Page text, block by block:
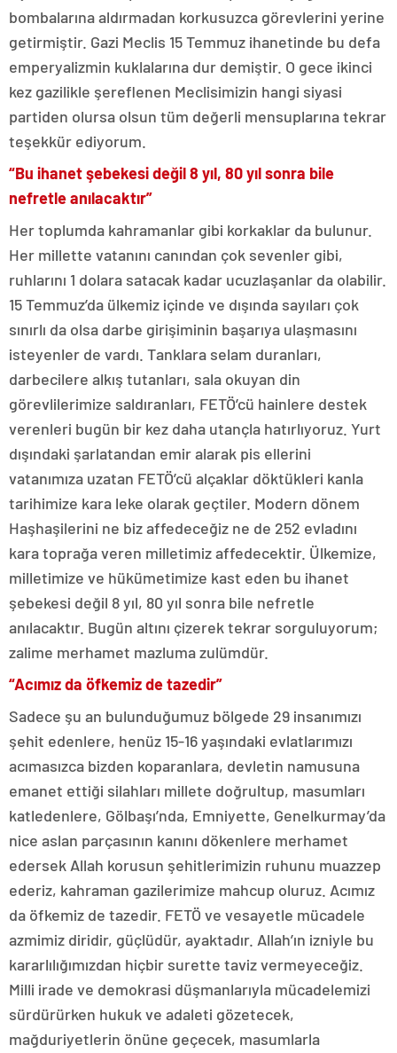
bombalarına aldırmadan korkusuzca görevlerini yerine
getirmiştir. Gazi Meclis 15 Temmuz ihanetinde bu defa
emperyalizmin kuklalarına dur demiştir. O gece ikinci
kez gazilikle şereflenen Meclisimizin hangi siyasi
partiden olursa olsun tüm değerli mensuplarına tekrar
teşekkür ediyorum.
“Bu ihanet şebekesi değil 8 yıl, 80 yıl sonra bile
nefretle anılacaktır”
Her toplumda kahramanlar gibi korkaklar da bulunur.
Her millette vatanını canından çok sevenler gibi,
ruhlarını 1 dolara satacak kadar ucuzlaşanlar da olabilir.
15 Temmuz’da ülkemiz içinde ve dışında sayıları çok
sınırlı da olsa darbe girişiminin başarıya ulaşmasını
isteyenler de vardı. Tanklara selam duranları,
darbecilere alkış tutanları, sala okuyan din
görevlilerimize saldıranları, FETÖ’cü hainlere destek
verenleri bugün bir kez daha utançla hatırlıyoruz. Yurt
dışındaki şarlatandan emir alarak pis ellerini
vatanımıza uzatan FETÖ’cü alçaklar döktükleri kanla
tarihimize kara leke olarak geçtiler. Modern dönem
Haşhaşilerini ne biz affedeceğiz ne de 252 evladını
kara toprağa veren milletimiz affedecektir. Ülkemize,
milletimize ve hükümetimize kast eden bu ihanet
şebekesi değil 8 yıl, 80 yıl sonra bile nefretle
anılacaktır. Bugün altını çizerek tekrar sorguluyorum;
zalime merhamet mazluma zulümdür.
“Acımız da öfkemiz de tazedir”
Sadece şu an bulunduğumuz bölgede 29 insanımızı
şehit edenlere, henüz 15-16 yaşındaki evlatlarımızı
acımasızca bizden koparanlara, devletin namusuna
emanet ettiği silahları millete doğrultup, masumları
katledenlere, Gölbaşı’nda, Emniyette, Genelkurmay’da
nice aslan parçasının kanını dökenlere merhamet
edersek Allah korusun şehitlerimizin ruhunu muazzep
ederiz, kahraman gazilerimize mahcup oluruz. Acımız
da öfkemiz de tazedir. FETÖ ve vesayetle mücadele
azmimiz diridir, güçlüdür, ayaktadır. Allah’ın izniyle bu
kararlılığımızdan hiçbir surette taviz vermeyeceğiz.
Milli irade ve demokrasi düşmanlarıyla mücadelemizi
sürdürürken hukuk ve adaleti gözetecek,
mağduriyetlerin önüne geçecek, masumlarla